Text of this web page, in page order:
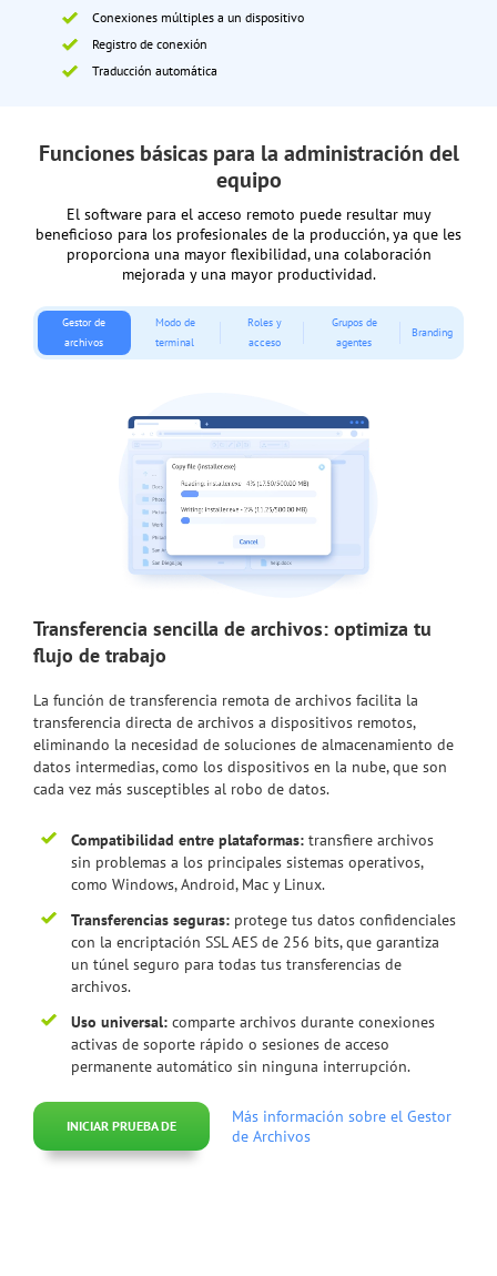
Conexiones múltiples a un dispositivo
Registro de conexión
Traducción automática
Funciones básicas para la administración del
equipo
El software para el acceso remoto puede resultar muy
beneficioso para los profesionales de la producción, ya que les
proporciona una mayor flexibilidad, una colaboración
mejorada y una mayor productividad.
Gestor de
archivos
Modo de
terminal
Roles y
acceso
Grupos de
agentes
Branding
Transferencia sencilla de archivos: optimiza tu
flujo de trabajo
La función de transferencia remota de archivos facilita la
transferencia directa de archivos a dispositivos remotos,
eliminando la necesidad de soluciones de almacenamiento de
datos intermedias, como los dispositivos en la nube, que son
cada vez más susceptibles al robo de datos.
Compatibilidad entre plataformas: transfiere archivos
sin problemas a los principales sistemas operativos,
como Windows, Android, Mac y Linux.
Transferencias seguras: protege tus datos confidenciales
con la encriptación SSL AES de 256 bits, que garantiza
un túnel seguro para todas tus transferencias de
archivos.
Uso universal: comparte archivos durante conexiones
activas de soporte rápido o sesiones de acceso
permanente automático sin ninguna interrupción.
INICIAR PRUEBA DE
Más información sobre el Gestor
de Archivos